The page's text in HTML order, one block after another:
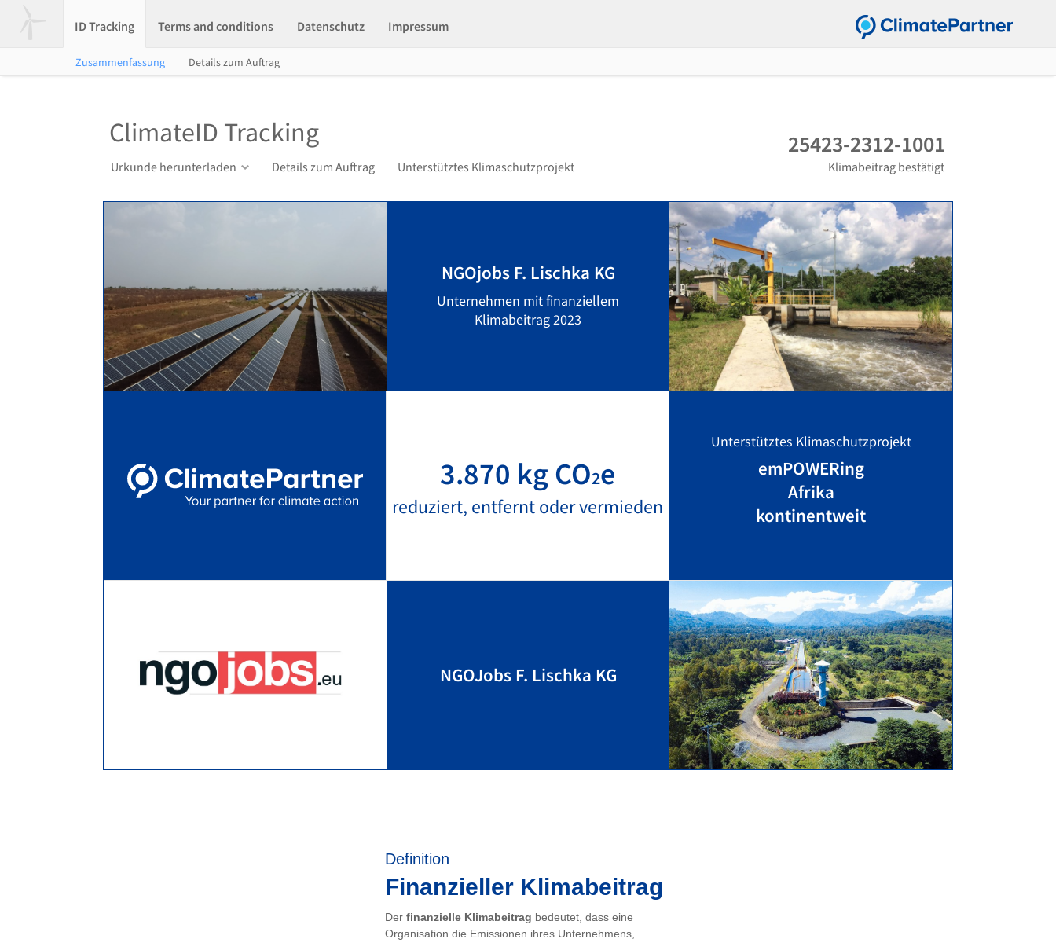
ID Tracking Terms and conditions Datenschutz Impressum
Zusammenfassung Details zum Auftrag
ClimateID Tracking
Urkunde herunterladen Details zum Auftrag Unterstütztes Klimaschutzprojekt
25423-2312-1001
Klimabeitrag bestätigt
NGOjobs F. Lischka KG
Unternehmen mit finanziellem
Klimabeitrag 2023
3.870 kg CO2e
reduziert, entfernt oder vermieden
Unterstütztes Klimaschutzprojekt
emPOWERing
Afrika
kontinentweit
NGOJobs F. Lischka KG
Definition
Finanzieller Klimabeitrag
Der finanzielle Klimabeitrag bedeutet, dass eine
Organisation die Emissionen ihres Unternehmens,